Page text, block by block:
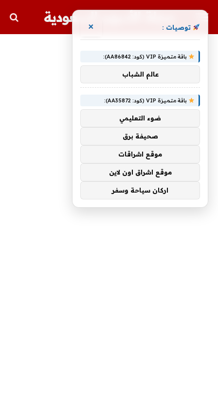
مجلة الأسهم السعودية
توصيات : ×
باقة متميزة VIP (كود: AA86842):
عالم الشباب
باقة متميزة VIP (كود: AA35872):
ضوء التعليمي
صحيفة برق
موقع اشراقات
موقع اشراق اون لاين
اركان سياحة وسفر